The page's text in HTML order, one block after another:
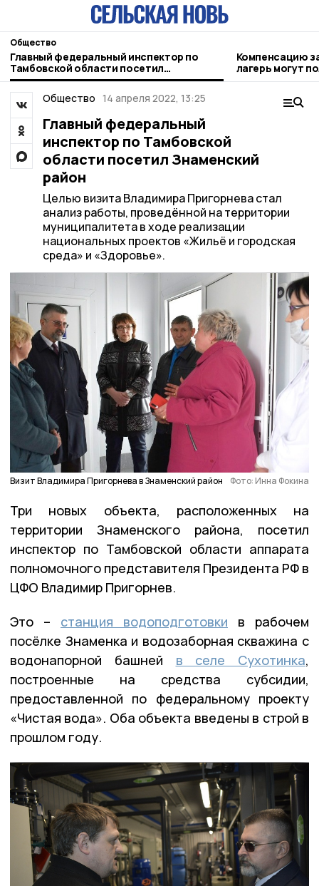
Общество
Главный федеральный инспектор по
Тамбовской области посетил
Знаменский район
Компенсацию
лагерь могут
родители
Общество 14 апреля 2022, 13:25
Главный федеральный
инспектор по Тамбовской
области посетил Знаменский
район
Целью визита Владимира Пригорнева стал
анализ работы, проведённой на территории
муниципалитета в ходе реализации
национальных проектов «Жильё и городская
среда» и «Здоровье».
Визит Владимира Пригорнева в Знаменский район Фото: Инна Фокина
Три новых объекта, расположенных на
территории Знаменского района, посетил
инспектор по Тамбовской области аппарата
полномочного представителя Президента РФ в
ЦФО Владимир Пригорнев.
Это – станция водоподготовки в рабочем
посёлке Знаменка и водозаборная скважина с
водонапорной башней в селе Сухотинка,
построенные на средства субсидии,
предоставленной по федеральному проекту
«Чистая вода». Оба объекта введены в строй в
прошлом году.